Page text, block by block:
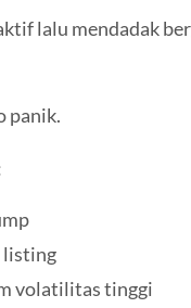
lalu mendadak
panik.
listing
volatilitas tinggi